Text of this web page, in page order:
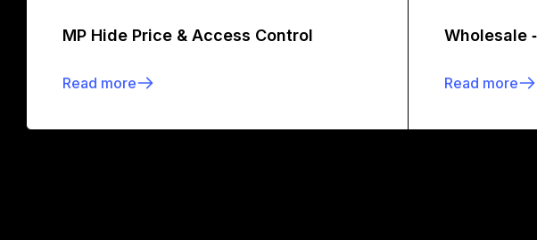
MP Hide Price & Access Control
Read more
Wholesale
Read more